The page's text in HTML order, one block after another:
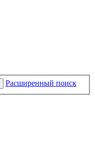
Расширенный поиск